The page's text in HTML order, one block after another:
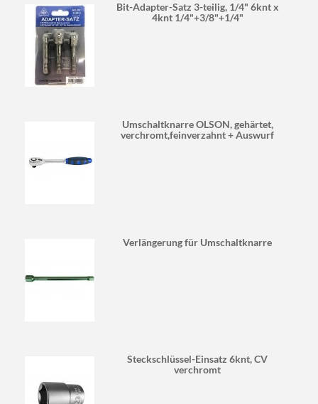
Bit-Adapter-Satz 3-teilig, 1/4" 6knt x
4knt 1/4"+3/8"+1/4"
Umschaltknarre OLSON, gehärtet,
verchromt,feinverzahnt + Auswurf
Verlängerung für Umschaltknarre
Steckschlüssel-Einsatz 6knt, CV
verchromt